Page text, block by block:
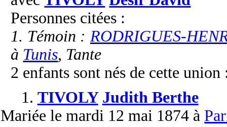
Personnes citées :
1. Témoin : RODRIGUES-
à Tunis, Tante
2 enfants sont nés de cette union
1. TIVOLY Judith Berthe
Mariée le mardi 12 mai 1874 à